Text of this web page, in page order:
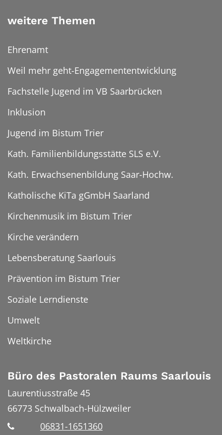
weitere Themen
Ehrenamt
Weil mehr geht-Engagemententwicklung
Fachstelle Jugend im VB Saarbrücken
Inklusion
Jugend im Bistum Trier
Kath. Familienbildungsstätte SLS e.V.
Kath. Erwachsenenbildung Saar-Hochw.
Katholische KiTa gGmbH Saarland
Kirchenmusik im Bistum Trier
Kirche verändern
Lebensberatung Saarlouis
Prävention im Bistum Trier
Soziale Lerndienste
Umwelt
Weltkirche
Büro des Pastoralen Raums Saarlouis
Laurentiusstraße 45
66773 Schwalbach-Hülzweiler
06831-1651360